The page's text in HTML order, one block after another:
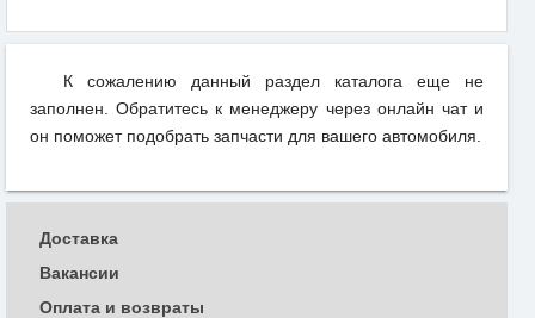
К сожалению данный раздел каталога еще не
заполнен. Обратитесь к менеджеру через онлайн чат и
он поможет подобрать запчасти для вашего автомобиля.
Доставка
Вакансии
Оплата и возвраты